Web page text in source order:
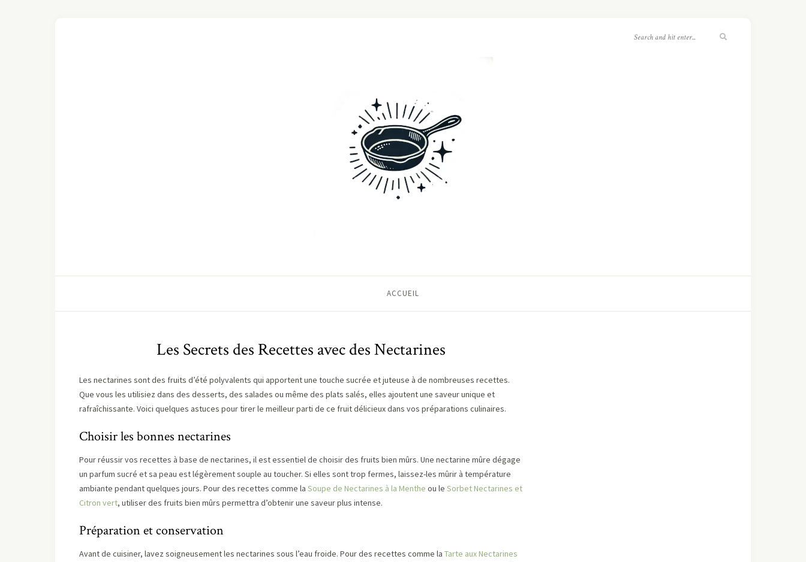
ACCUEIL
Les Secrets des Recettes avec des Nectarines
Les nectarines sont des fruits d’été polyvalents qui apportent une touche sucrée et juteuse à de nombreuses recettes.
Que vous les utilisiez dans des desserts, des salades ou même des plats salés, elles ajoutent une saveur unique et
rafraîchissante. Voici quelques astuces pour tirer le meilleur parti de ce fruit délicieux dans vos préparations culinaires.
Choisir les bonnes nectarines
Pour réussir vos recettes à base de nectarines, il est essentiel de choisir des fruits bien mûrs. Une nectarine mûre dégage
un parfum sucré et sa peau est légèrement souple au toucher. Si elles sont trop fermes, laissez-les mûrir à température
ambiante pendant quelques jours. Pour des recettes comme la Soupe de Nectarines à la Menthe ou le Sorbet Nectarines et
Citron vert, utiliser des fruits bien mûrs permettra d’obtenir une saveur plus intense.
Préparation et conservation
Avant de cuisiner, lavez soigneusement les nectarines sous l’eau froide. Pour des recettes comme la Tarte aux Nectarines